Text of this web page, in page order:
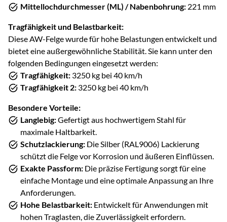
Mittellochdurchmesser (ML) / Nabenbohrung: 221 mm
Tragfähigkeit und Belastbarkeit:
Diese AW-Felge wurde für hohe Belastungen entwickelt und
bietet eine außergewöhnliche Stabilität. Sie kann unter den
folgenden Bedingungen eingesetzt werden:
Tragfähigkeit: 3250 kg bei 40 km/h
Tragfähigkeit 2: 3250 kg bei 40 km/h
Besondere Vorteile:
Langlebig:Gefertigt aus hochwertigem Stahl für
maximale Haltbarkeit.
Schutzlackierung: Die Silber (RAL9006) Lackierung
schützt die Felge vor Korrosion und äußeren Einflüssen.
Exakte Passform: Die präzise Fertigung sorgt für eine
einfache Montage und eine optimale Anpassung an Ihre
Anforderungen.
Hohe Belastbarkeit: Entwickelt für Anwendungen mit
hohen Traglasten, die Zuverlässigkeit erfordern.